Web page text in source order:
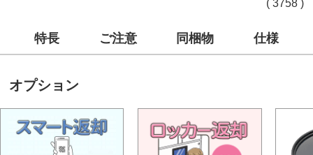
( 3758 )
特長 ご注意 同梱物 仕様
オプション